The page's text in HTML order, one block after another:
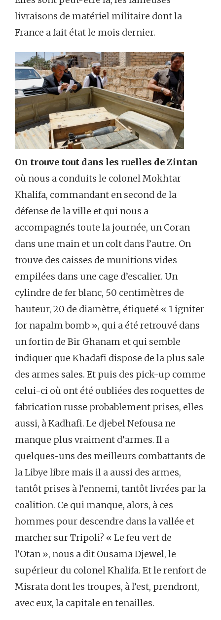
livraisons de matériel militaire dont la
France a fait état le mois dernier.
On trouve tout dans les ruelles de Zintan
où nous a conduits le colonel Mokhtar
Khalifa, commandant en second de la
défense de la ville et qui nous a
accompagnés toute la journée, un Coran
dans une main et un colt dans l’autre. On
trouve des caisses de munitions vides
empilées dans une cage d’escalier. Un
cylindre de fer blanc, 50 centimètres de
hauteur, 20 de diamètre, étiqueté « 1 igniter
for napalm bomb », qui a été retrouvé dans
un fortin de Bir Ghanam et qui semble
indiquer que Khadafi dispose de la plus sale
des armes sales. Et puis des pick-up comme
celui-ci où ont été oubliées des roquettes de
fabrication russe probablement prises, elles
aussi, à Kadhafi. Le djebel Nefousa ne
manque plus vraiment d’armes. Il a
quelques-uns des meilleurs combattants de
la Libye libre mais il a aussi des armes,
tantôt prises à l’ennemi, tantôt livrées par la
coalition. Ce qui manque, alors, à ces
hommes pour descendre dans la vallée et
marcher sur Tripoli? « Le feu vert de
l’Otan », nous a dit Ousama Djewel, le
supérieur du colonel Khalifa. Et le renfort de
Misrata dont les troupes, à l’est, prendront,
avec eux, la capitale en tenailles.